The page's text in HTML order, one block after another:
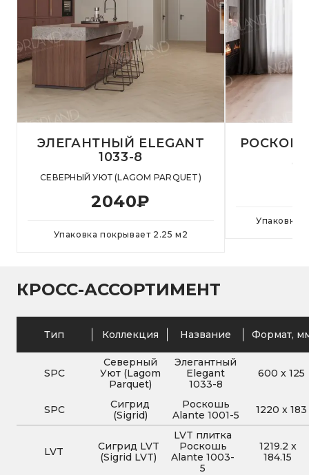
ЭЛЕГАНТНЫЙ ELEGANT
1033-8
СЕВЕРНЫЙ УЮТ (LAGOM PARQUET)
2040₽
Упаковка покрывает 2.25 м 2
РОСКОШЬ
Упаковка
КРОСС-АССОРТИМЕНТ
Тип Коллекция Название Формат,
SPC
Северный
Уют (Lagom
Parquet)
Элегантный
Elegant
1033-8
600 x125
SPC
Сигрид
(Sigrid)
Роскошь
Alante 1001-5
1220 x183
LVT
Сигрид LVT
(Sigrid LVT)
LVT плитка
Роскошь
Alante 1003-
5
1219.2 x
184.15